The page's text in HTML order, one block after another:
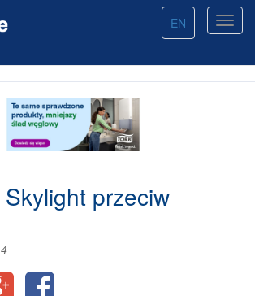
EN
przeciw